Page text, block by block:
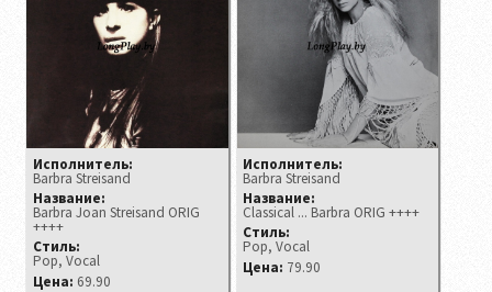
Исполнитель:
Barbra Streisand ‎
Название:
Barbra Joan Streisand ORIG
++++
Стиль:
Pop, Vocal
Цена: 69.90
Исполнитель:
Barbra Streisand
Название:
Classical ... Barbra ORIG ++++
Стиль:
Pop, Vocal
Цена: 79.90